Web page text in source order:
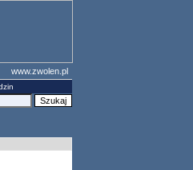
www.zwolen.pl